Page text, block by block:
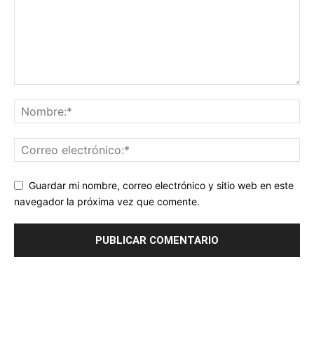
Guardar mi nombre, correo electrónico y sitio web en este
navegador la próxima vez que comente.